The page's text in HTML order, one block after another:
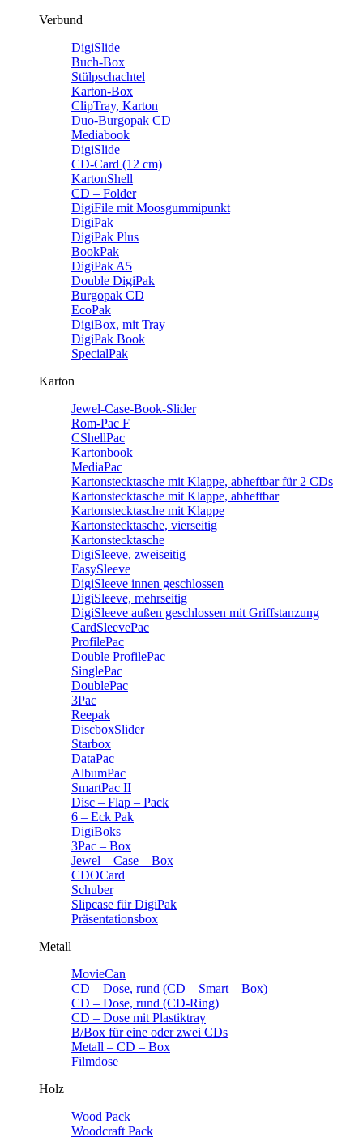
Verbund
DigiSlide
Buch-Box
Stülpschachtel
Karton-Box
ClipTray, Karton
Duo-Burgopak CD
Mediabook
DigiSlide
CD-Card (12 cm)
KartonShell
CD – Folder
DigiFile mit Moosgummipunkt
DigiPak
DigiPak Plus
BookPak
DigiPak A5
Double DigiPak
Burgopak CD
EcoPak
DigiBox, mit Tray
DigiPak Book
SpecialPak
Karton
Jewel-Case-Book-Slider
Rom-Pac F
CShellPac
Kartonbook
MediaPac
Kartonstecktasche mit Klappe, abheftbar für 2 CDs
Kartonstecktasche mit Klappe, abheftbar
Kartonstecktasche mit Klappe
Kartonstecktasche, vierseitig
Kartonstecktasche
DigiSleeve, zweiseitig
EasySleeve
DigiSleeve innen geschlossen
DigiSleeve, mehrseitig
DigiSleeve außen geschlossen mit Griffstanzung
CardSleevePac
ProfilePac
Double ProfilePac
SinglePac
DoublePac
3Pac
Reepak
DiscboxSlider
Starbox
DataPac
AlbumPac
SmartPac II
Disc – Flap – Pack
6 – Eck Pak
DigiBoks
3Pac – Box
Jewel – Case – Box
CDOCard
Schuber
Slipcase für DigiPak
Präsentationsbox
Metall
MovieCan
CD – Dose, rund (CD – Smart – Box)
CD – Dose, rund (CD-Ring)
CD – Dose mit Plastiktray
B/Box für eine oder zwei CDs
Metall – CD – Box
Filmdose
Holz
Wood Pack
Woodcraft Pack